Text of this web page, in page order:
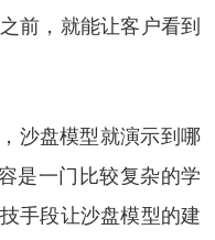
前，就能让客户看到
沙盘模型就演示到哪
是一门比较复杂的学
手段让沙盘模型的建